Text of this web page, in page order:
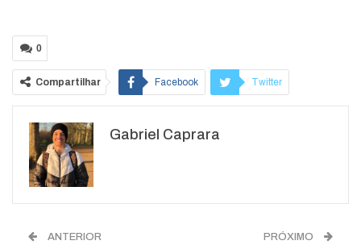
0
Compartilhar Facebook Twitter
WhatsApp
Gabriel Caprara
ANTERIOR PRÓXIMO